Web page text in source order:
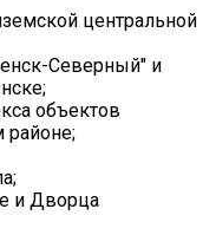
центральной
Северный" и
объектов
районе;
и Дворца